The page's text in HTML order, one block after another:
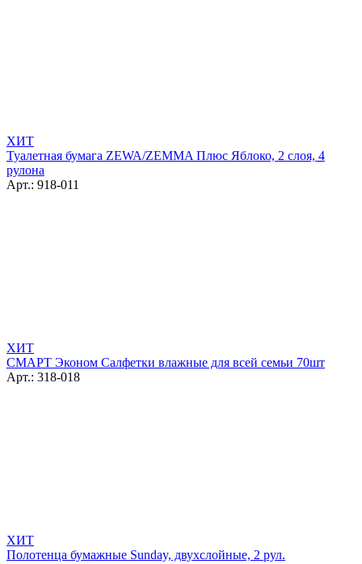
ХИТ
Туалетная бумага ZEWA/ZEMMA Плюс Яблоко, 2 слоя, 4
рулона
Арт.: 918-011
ХИТ
СМАРТ Эконом Салфетки влажные для всей семьи 70шт
Арт.: 318-018
ХИТ
Полотенца бумажные Sunday, двухслойные, 2 рул.